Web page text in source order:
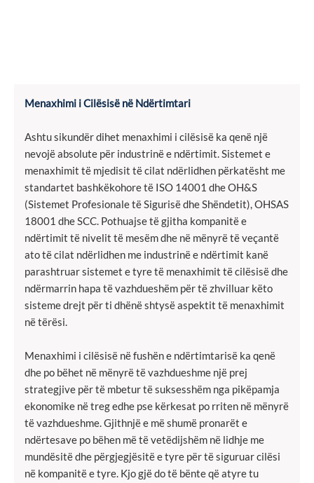
Menaxhimi i Cilësisë në Ndërtimtari
Ashtu sikundër dihet menaxhimi i cilësisë ka qenë një
nevojë absolute për industrinë e ndërtimit. Sistemet e
menaxhimit të mjedisit të cilat ndërlidhen përkatësht me
standartet bashkëkohore të ISO 14001 dhe OH&S
(Sistemet Profesionale të Sigurisë dhe Shëndetit), OHSAS
18001 dhe SCC. Pothuajse të gjitha kompanitë e
ndërtimit të nivelit të mesëm dhe në mënyrë të veçantë
ato të cilat ndërlidhen me industrinë e ndërtimit kanë
parashtruar sistemet e tyre të menaxhimit të cilësisë dhe
ndërmarrin hapa të vazhdueshëm për të zhvilluar këto
sisteme drejt për ti dhënë shtysë aspektit të menaxhimit
në tërësi.
Menaxhimi i cilësisë në fushën e ndërtimtarisë ka qenë
dhe po bëhet në mënyrë të vazhdueshme një prej
strategjive për të mbetur të suksesshëm nga pikëpamja
ekonomike në treg edhe pse kërkesat po rriten në mënyrë
të vazhdueshme. Gjithnjë e më shumë pronarët e
ndërtesave po bëhen më të vetëdijshëm në lidhje me
mundësitë dhe përgjegjësitë e tyre për të siguruar cilësi
në kompanitë e tyre. Kjo gjë do të bënte që atyre tu